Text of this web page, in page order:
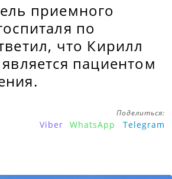
приемного
по
что Кирилл
пациентом
Поделиться:
Viber WhatsApp Telegram